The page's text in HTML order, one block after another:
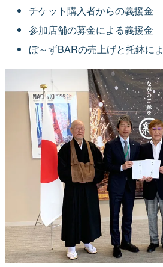
チケット購入者からの義援金
参加店舗の募金による義援金
ぼ～ずBARの売上げと托鉢に